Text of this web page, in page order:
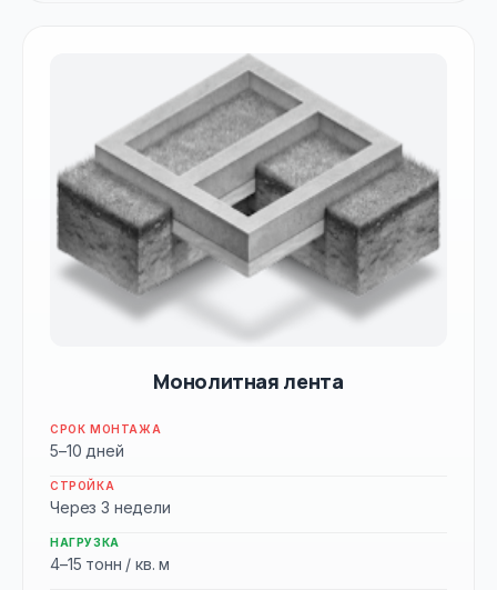
Монолитная лента
СРОК МОНТАЖА
5–10 дней
СТРОЙКА
Через 3 недели
НАГРУЗКА
4–15 тонн / кв. м